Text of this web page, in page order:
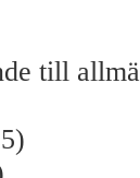
till